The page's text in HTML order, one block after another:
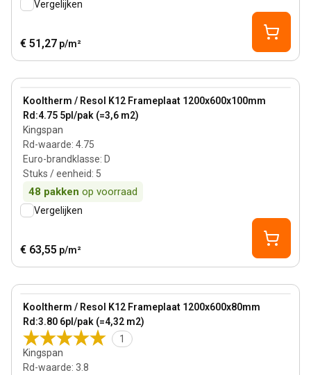
Vergelijken
€ 51,27 p/m²
Kooltherm / Resol K12 Frameplaat 1200x600x100mm
Rd:4.75 5pl/pak (=3,6 m2)
Kingspan
Rd-waarde: 4.75
Euro-brandklasse: D
Stuks / eenheid: 5
48 pakken op voorraad
View product
Vergelijken
€ 63,55 p/m²
Kooltherm / Resol K12 Frameplaat 1200x600x80mm
Rd:3.80 6pl/pak (=4,32 m2)
1
Kingspan
Rd-waarde: 3.8
View product